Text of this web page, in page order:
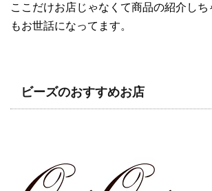
ここだけお店じゃなくて商品の紹介し
もお世話になってます。
ビーズのおすすめお店